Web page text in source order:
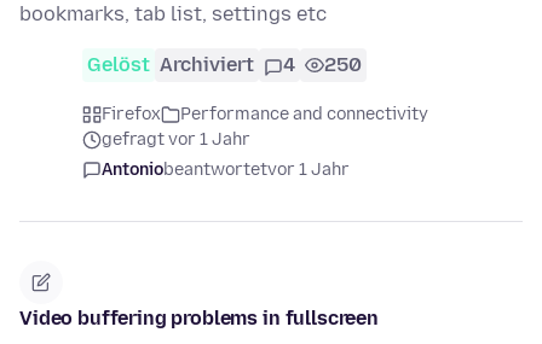
bookmarks, tab list, settings etc
Gelöst Archiviert 4 250
Firefox
Performance and connectivity
gefragt vor 1 Jahr
Antoniobeantwortetvor 1 Jahr
Video buffering problems in fullscreen